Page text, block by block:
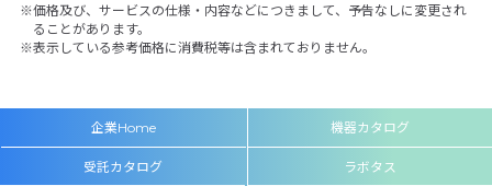
価格及び、サービスの仕様・内容などにつきまして、予告なしに変更され
ることがあります。
表示している参考価格に消費税等は含まれておりません。
企業Home 機器カタログ
受託カタログ ラボタス